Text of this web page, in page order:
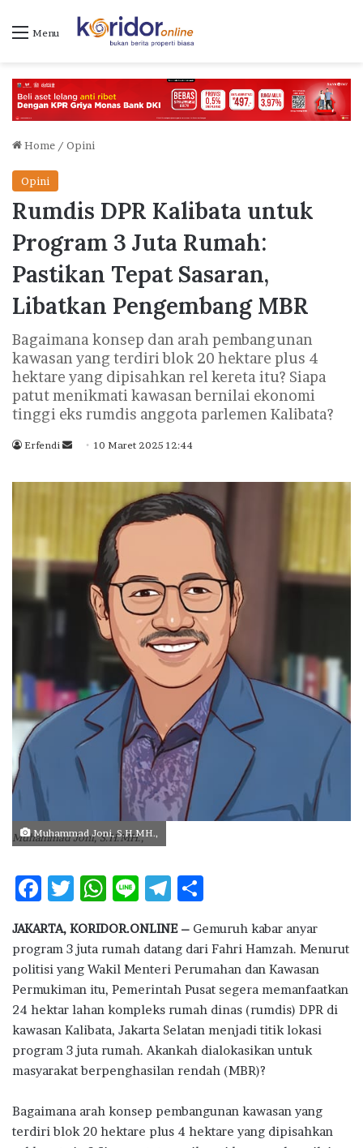
Menu
Home / Opini
Opini
Rumdis DPR Kalibata untuk
Program 3 Juta Rumah:
Pastikan Tepat Sasaran,
Libatkan Pengembang MBR
Bagaimana konsep dan arah pembangunan
kawasan yang terdiri blok 20 hektare plus 4
hektare yang dipisahkan rel kereta itu? Siapa
patut menikmati kawasan bernilai ekonomi
tinggi eks rumdis anggota parlemen Kalibata?
Erfendi
n
e
10 Maret 2025 12:44
Muhammad Joni, S.H.MH.,
Muhammad Joni, S.H.MH.,
F
e
b
o
o
k
T
it
te
r
W
at
s
A
p
p
Li
e
T
e
g
ra
m
ar
e
JAKARTA, KORIDOR.ONLINE – Gemuruh kabar anyar
program 3 juta rumah datang dari Fahri Hamzah. Menurut
politisi yang Wakil Menteri Perumahan dan Kawasan
Permukiman itu, Pemerintah Pusat segera memanfaatkan
24 hektar lahan kompleks rumah dinas (rumdis) DPR di
kawasan Kalibata, Jakarta Selatan menjadi titik lokasi
program 3 juta rumah. Akankah dialokasikan untuk
masyarakat berpenghasilan rendah (MBR)?
Bagaimana arah konsep pembangunan kawasan yang
terdiri blok 20 hektare plus 4 hektare yang dipisahkan